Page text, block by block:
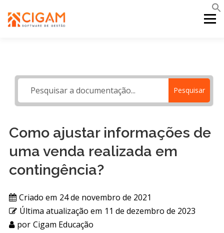
para
Menu
PORTAL WEB MOBILE SUPORTE Pesquisar
Como ajustar informações de
uma venda realizada em
contingência?
Criado em 24 de novembro de 2021
Última atualização em 11 de dezembro de 2023
por Cigam Educação